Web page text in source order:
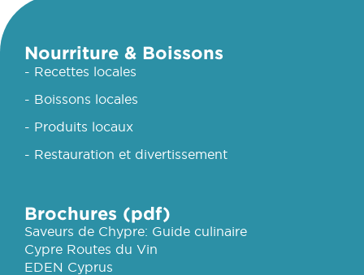
Nourriture & Boissons
- Recettes locales
- Boissons locales
- Produits locaux
- Restauration et divertissement
Brochures (pdf)
Saveurs de Chypre: Guide culinaire
Cypre Routes du Vin
EDEN Cyprus